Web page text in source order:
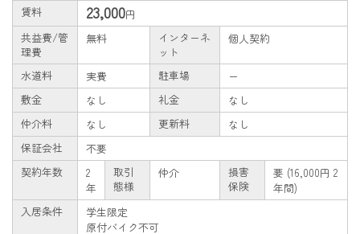
賃料 23,000円
共益費/管
理費
無料
インターネ
ット
個人契約
水道料 実費 駐車場
ー
敷金
なし 礼金
なし
仲介料
なし 更新料
なし
保証会社
不要
契約年数
2
年
取引
態様
仲介
損害
保険
要 (16,000円 2
年間)
入居条件
学生限定
原付バイク不可